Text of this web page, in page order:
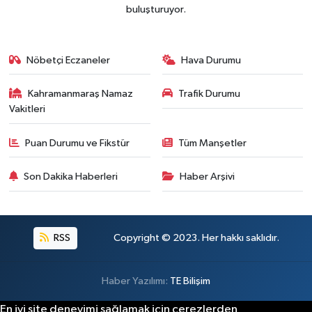
buluşturuyor.
Nöbetçi Eczaneler Hava Durumu
Kahramanmaraş Namaz
Vakitleri
Trafik Durumu
Puan Durumu ve Fikstür Tüm Manşetler
Son Dakika Haberleri Haber Arşivi
RSS Copyright © 2023. Her hakkı saklıdır.
Haber Yazılımı: TE Bilişim
En iyi site deneyimi sağlamak için çerezlerden